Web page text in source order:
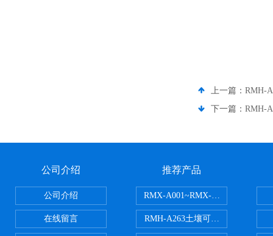
上一篇： RMH-
下一篇： RMH-
公司介绍
公司介绍
在线留言
推荐产品
RMX-A001~RMX-A002丙烯酸涂
RMH-A263土壤可交换酸度分析标